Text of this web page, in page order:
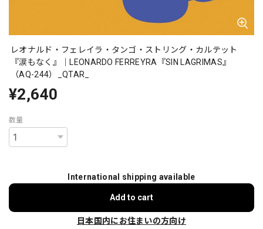
レオナルド・フェレイラ・タンゴ・ストリング・カルテット
『涙もなく』｜LEONARDO FERREYRA『SIN LAGRIMAS』
（AQ-244）_QTAR_
¥2,640
数量
International shipping available
Add to cart
日本国内にお住まいの方向け